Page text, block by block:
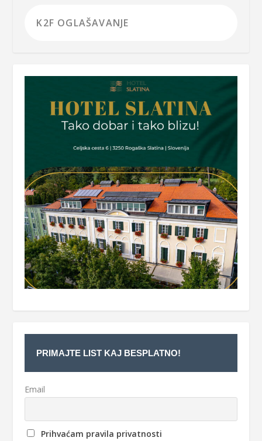
PRIMAJTE LIST KAJ BESPLATNO!
Email
Prihvaćam pravila privatnosti